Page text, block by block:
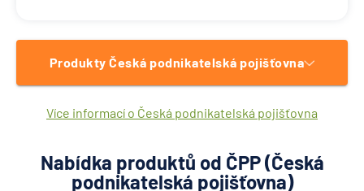
Produkty Česká podnikatelská pojišťovna
Více informací o Česká podnikatelská pojišťovna
Nabídka produktů od ČPP (Česká
podnikatelská pojišťovna)